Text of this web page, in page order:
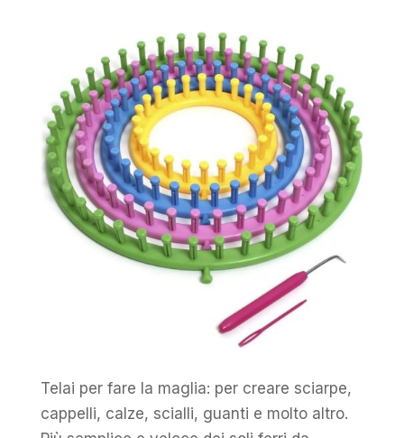
Telai per fare la maglia: per creare sciarpe,
cappelli, calze, scialli, guanti e molto altro.